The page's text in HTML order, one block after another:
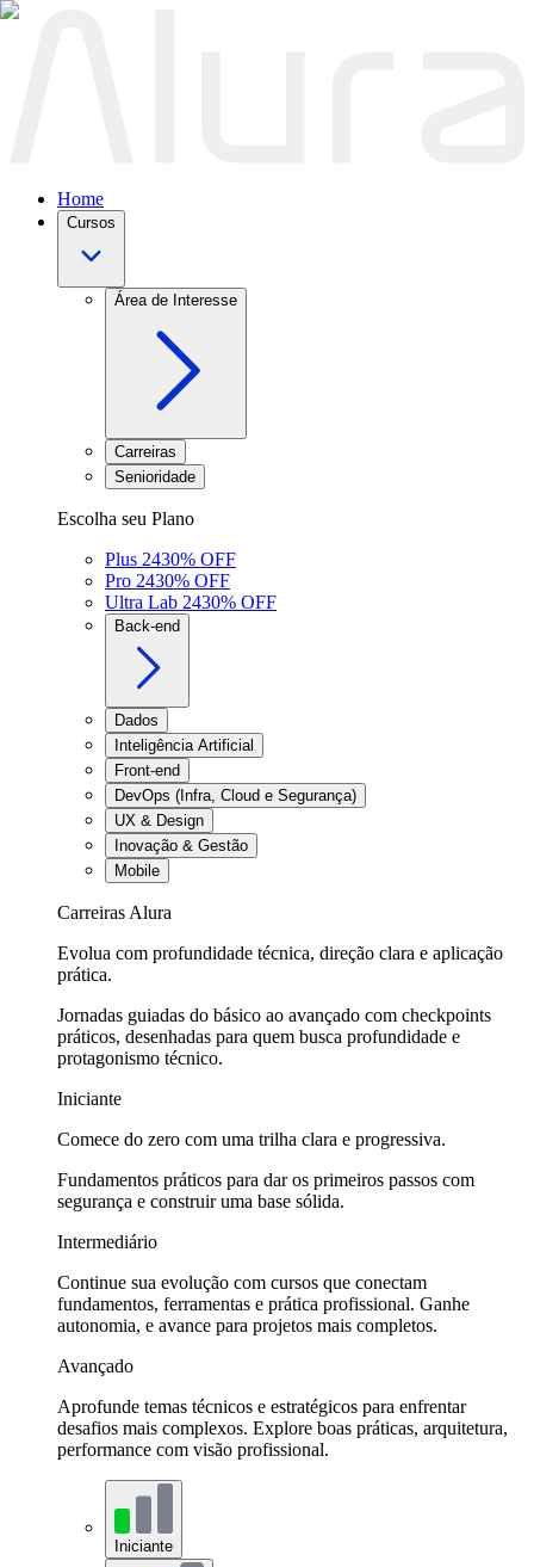
Home
Cursos
Área de Interesse
Carreiras
Senioridade
Escolha seu Plano
Plus 2430% OFF
Pro 2430% OFF
Ultra Lab 2430% OFF
Back-end
Dados
Inteligência Artificial
Front-end
DevOps (Infra, Cloud e Segurança)
UX & Design
Inovação & Gestão
Mobile
Carreiras Alura
Evolua com profundidade técnica, direção clara e aplicação
prática.
Jornadas guiadas do básico ao avançado com checkpoints
práticos, desenhadas para quem busca profundidade e
protagonismo técnico.
Iniciante
Comece do zero com uma trilha clara e progressiva.
Fundamentos práticos para dar os primeiros passos com
segurança e construir uma base sólida.
Intermediário
Continue sua evolução com cursos que conectam
fundamentos, ferramentas e prática profissional. Ganhe
autonomia, e avance para projetos mais completos.
Avançado
Aprofunde temas técnicos e estratégicos para enfrentar
desafios mais complexos. Explore boas práticas, arquitetura,
performance com visão profissional.
Iniciante